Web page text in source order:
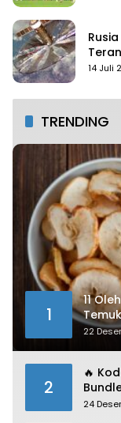
14 Juli
TRENDING
1
11
22
2
🔥
24